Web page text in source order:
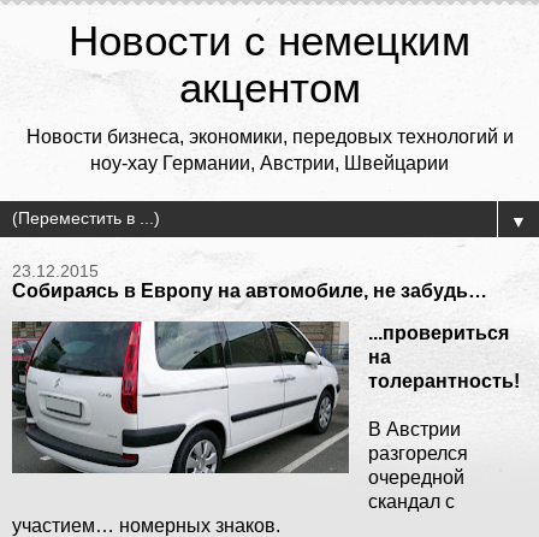
Новости с немецким
акцентом
Новости бизнеса, экономики, передовых технологий и
ноу-хау Германии, Австрии, Швейцарии
▼
23.12.2015
Собираясь в Европу на автомобиле, не забудь…
...провериться
на
толерантность!
В Австрии
разгорелся
очередной
скандал с
участием… номерных знаков.